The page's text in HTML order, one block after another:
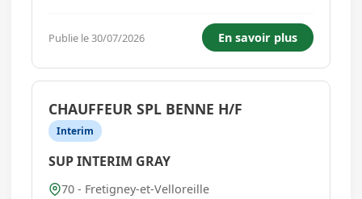
lourd en zone courte ou longue - Chargement
et déchargement du camion selon la tournée -
Respect des consignes...
Publie le 30/07/2026 En savoir plus
CHAUFFEUR SPL BENNE H/F
Interim
SUP INTERIM GRAY
70 - Fretigney-et-Velloreille